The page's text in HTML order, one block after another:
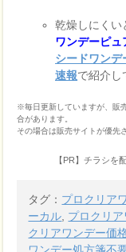
乾燥しにくい
ワンデーピュ
シードワン
速報で紹介し
※毎日更新していますが、販
合があります。
その場合は販売サイトが優先
【PR】チラシを
タグ： プロクリア
ーカル プロクリ
クリアワンデー価
ワンデー処方箋不